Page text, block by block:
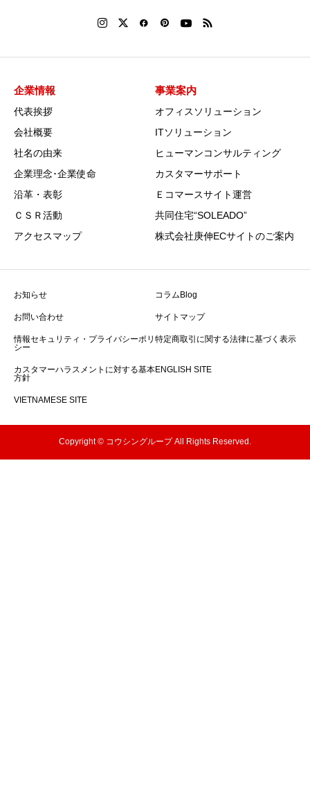
企業情報
代表挨拶
会社概要
社名の由来
企業理念･企業使命
沿革・表彰
ＣＳＲ活動
アクセスマップ
事業案内
オフィスソリューション
ITソリューション
ヒューマンコンサルティング
カスタマーサポート
Ｅコマースサイト運営
共同住宅“SOLEADO”
株式会社庚伸ECサイトのご案内
お知らせ コラムBlog
お問い合わせ サイトマップ
情報セキュリティ・プライバシーポリ
シー
特定商取引に関する法律に基づく表示
カスタマーハラスメントに対する基本
方針
ENGLISH SITE
VIETNAMESE SITE
Copyright © コウシングループ All Rights Reserved.